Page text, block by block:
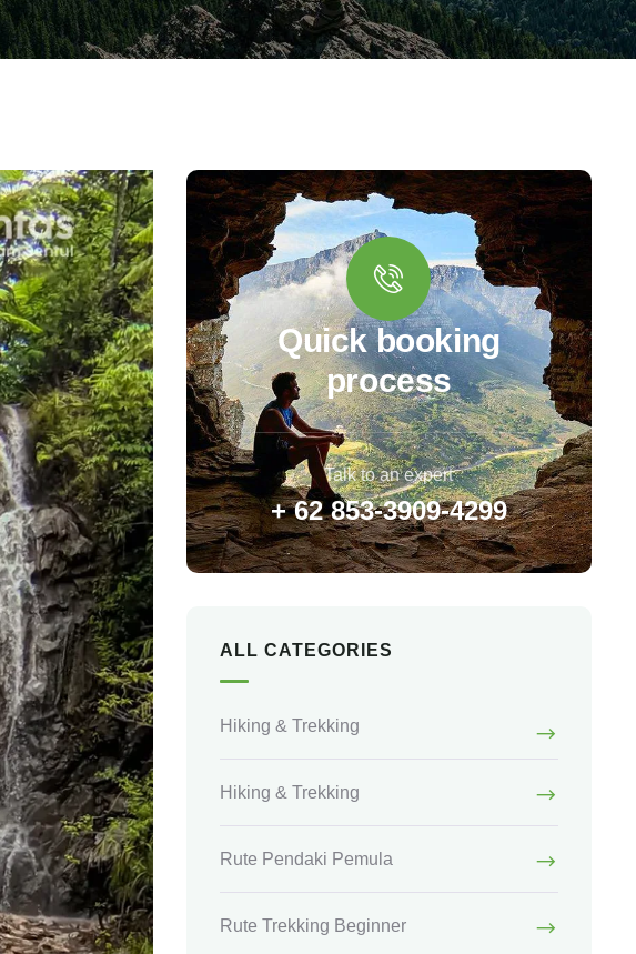
Quick booking
process
Talk to an expert
+ 62 853-3909-4299
ALL CATEGORIES
Hiking & Trekking
Hiking & Trekking
Rute Pendaki Pemula
Rute Trekking Beginner